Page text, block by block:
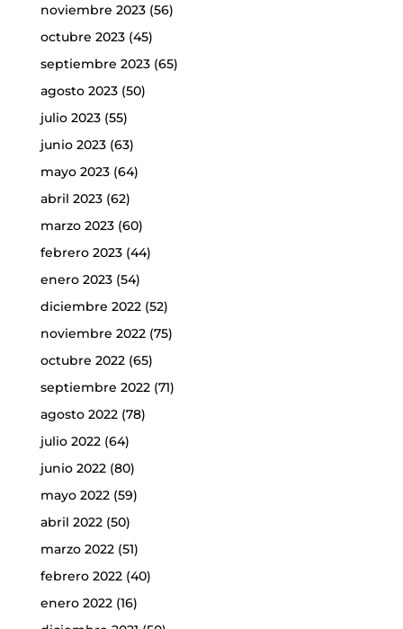
noviembre 2023(56)
octubre 2023(45)
septiembre 2023(65)
agosto 2023(50)
julio 2023(55)
junio 2023(63)
mayo 2023(64)
abril 2023(62)
marzo 2023(60)
febrero 2023(44)
enero 2023(54)
diciembre 2022(52)
noviembre 2022(75)
octubre 2022(65)
septiembre 2022(71)
agosto 2022(78)
julio 2022(64)
junio 2022(80)
mayo 2022(59)
abril 2022(50)
marzo 2022(51)
febrero 2022(40)
enero 2022(16)